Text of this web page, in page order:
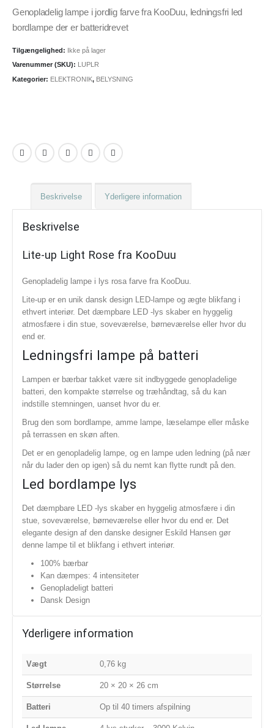
Genopladelig lampe i jordlig farve fra KooDuu, ledningsfri led
bordlampe der er batteridrevet
Tilgængelighed: Ikke på lager
Varenummer (SKU):
LUPLR
Kategorier: ELEKTRONIK, BELYSNING
Beskrivelse Yderligere information
Beskrivelse
Lite-up Light Rose fra KooDuu
Genopladelig lampe i lys rosa farve fra KooDuu.
Lite-up er en unik dansk design LED-lampe og ægte blikfang i
ethvert interiør. Det dæmpbare LED -lys skaber en hyggelig
atmosfære i din stue, soveværelse, børneværelse eller hvor du
end er.
Ledningsfri lampe på batteri
Lampen er bærbar takket være sit indbyggede genopladelige
batteri, den kompakte størrelse og træhåndtag, så du kan
indstille stemningen, uanset hvor du er.
Brug den som bordlampe, amme lampe, læselampe eller måske
på terrassen en skøn aften.
Det er en genopladelig lampe, og en lampe uden ledning (på nær
når du lader den op igen) så du nemt kan flytte rundt på den.
Led bordlampe lys
Det dæmpbare LED -lys skaber en hyggelig atmosfære i din
stue, soveværelse, børneværelse eller hvor du end er. Det
elegante design af den danske designer Eskild Hansen gør
denne lampe til et blikfang i ethvert interiør.
100% bærbar
Kan dæmpes: 4 intensiteter
Genopladeligt batteri
Dansk Design
Yderligere information
Vægt 0,76 kg
Størrelse 20 × 20 × 26 cm
Batteri Op til 40 timers afspilning